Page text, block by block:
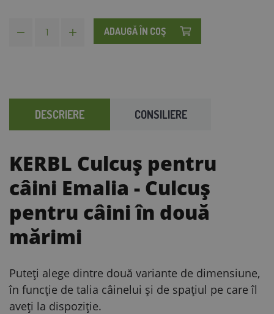
ADAUGĂ ÎN COŞ
DESCRIERE CONSILIERE
KERBL Culcuș pentru
câini Emalia - Culcuș
pentru câini în două
mărimi
Puteți alege dintre două variante de dimensiune,
în funcție de talia câinelui și de spațiul pe care îl
aveți la dispoziție.